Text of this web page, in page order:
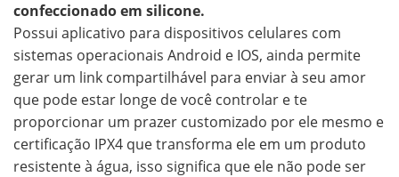
confeccionado em silicone.
Possui aplicativo para dispositivos celulares com
sistemas operacionais Android e IOS, ainda permite
gerar um link compartilhável para enviar à seu amor
que pode estar longe de você controlar e te
proporcionar um prazer customizado por ele mesmo e
certificação IPX4 que transforma ele em um produto
resistente à água, isso significa que ele não pode ser